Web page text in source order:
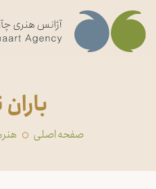
باران
صفحه اصلی